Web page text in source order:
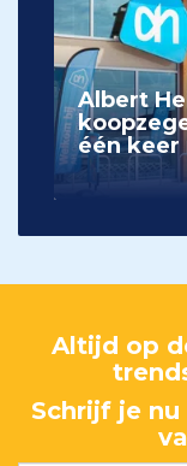
Albert
één keer
Altijd op
Schrijf je